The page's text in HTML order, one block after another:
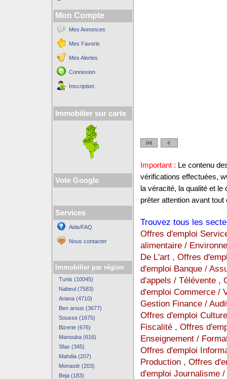
Mon Compte
Mes Annonces
Mes Favoris
Mes Alertes
Connexion
Inscription
Immobilier sur carte
Vote Google
Services
Aide/FAQ
Nous contacter
Immobilier par région
Tunis (10045)
Nabeul (7583)
Ariana (4710)
Ben arous (3677)
Sousse (1675)
Bizerte (676)
Manouba (616)
Sfax (345)
Mahdia (207)
Monastir (203)
Beja (183)
Important : Le contenu
vérifications effectuées,
la véracité, la qualité et
prêter attention avant tout
Trouvez tous les
Offres d'emploi
alimentaire /
De L'art , Offres
d'emploi Banque /
d'appels / Télévente ,
d'emploi Commerce /
Gestion Finance /
Offres d'emploi
Fiscalité , Offres
Enseignement /
Offres d'emploi
Production , Offres
d'emploi Journalisme